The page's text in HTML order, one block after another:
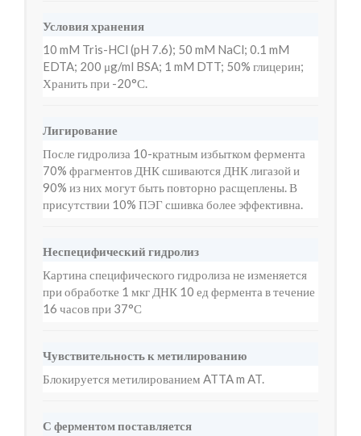
Условия хранения
10 mM Tris-HCl (pH 7.6); 50 mM NaCl; 0.1 mM
EDTA; 200 μg/ml BSA; 1 mM DTT; 50% глицерин;
Хранить при -20°С.
Лигирование
После гидролиза 10-кратным избытком фермента
70% фрагментов ДНК сшиваются ДНК лигазой и
90% из них могут быть повторно расщеплены. В
присутствии 10% ПЭГ сшивка более эффективна.
Неспецифический гидролиз
Картина специфического гидролиза не изменяется
при обработке 1 мкг ДНК 10 ед фермента в течение
16 часов при 37°С
Чувствительность к метилированию
Блокируется метилированием ATTA m AT.
С ферментом поставляется